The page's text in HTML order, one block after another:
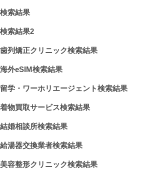
検索結果
検索結果2
歯列矯正クリニック検索結果
海外eSIM検索結果
留学・ワーホリエージェント検索結果
着物買取サービス検索結果
結婚相談所検索結果
給湯器交換業者検索結果
美容整形クリニック検索結果